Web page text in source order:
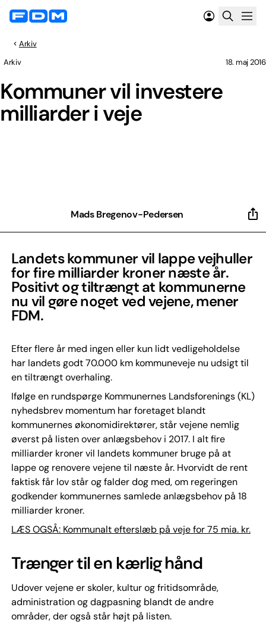
Arkiv
Kommuner vil investere
milliarder i veje
Arkiv 18. maj 2016
Mads Bregenov-Pedersen
Landets kommuner vil lappe vejhuller
for fire milliarder kroner næste år.
Positivt og tiltrængt at kommunerne
nu vil gøre noget ved vejene, mener
FDM.
Efter flere år med ingen eller kun lidt vedligeholdelse
har landets godt 70.000 km kommuneveje nu udsigt til
en tiltrængt overhaling.
Ifølge en rundspørge Kommunernes Landsforenings (KL)
nyhedsbrev momentum har foretaget blandt
kommunernes økonomidirektører, står vejene nemlig
øverst på listen over anlægsbehov i 2017. I alt fire
milliarder kroner vil landets kommuner bruge på at
lappe og renovere vejene til næste år. Hvorvidt de rent
faktisk får lov står og falder dog med, om regeringen
godkender kommunernes samlede anlægsbehov på 18
milliarder kroner.
LÆS OGSÅ: Kommunalt efterslæb på veje for 75 mia. kr.
Trænger til en kærlig hånd
Udover vejene er skoler, kultur og fritidsområde,
administration og dagpasning blandt de andre
områder, der også står højt på listen.